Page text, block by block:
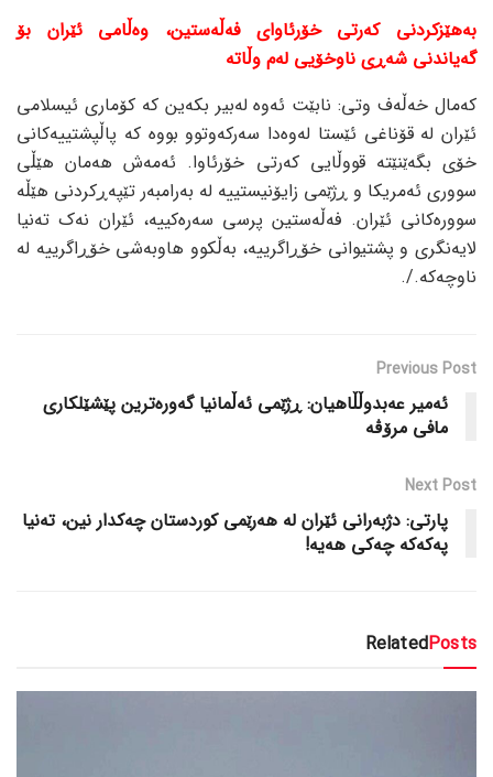
بەهێزکردنی کەرتی خۆرئاوای فەڵەستین، وەڵامی ئێران بۆ
گەیاندنی شەڕی ناوخۆیی لەم وڵاتە
کەمال خەڵەف وتی: نابێت ئەوە لەبیر بکەین کە کۆماری ئیسلامی
ئێران لە قۆناغی ئێستا لەوەدا سەرکەوتوو بووە کە پاڵپشتییەکانی
خۆی بگەێنێتە قووڵایی کەرتی خۆرئاوا. ئەمەش هەمان هێڵی
سووری ئەمریکا و ڕژێمی زایۆنیستییە لە بەرامبەر تێپەڕکردنی هێڵە
سوورەکانی ئێران. فەڵەستین پرسی سەرەکییە، ئێران نەک تەنیا
لایەنگری و پشتیوانی خۆڕاگرییە، بەڵکوو هاوبەشی خۆڕاگرییە لە
ناوچەکە./.
Previous Post
ئەمیر عەبدوڵڵاهیان: ڕژێمی ئەڵمانیا گەورەترین پێشێلکاری
مافی مرۆڤە
Next Post
پارتی: دژبەرانی ئێران لە هەرێمی کوردستان چەکدار نین، تەنیا
پەکەکە چەکی هەیە!
RelatedPosts